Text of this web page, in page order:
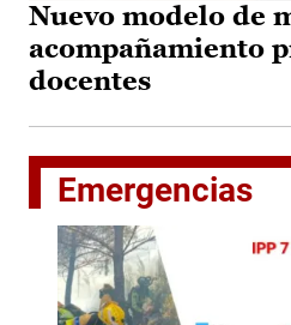
Nuevo modelo de
acompañamiento
docentes
Emergencias